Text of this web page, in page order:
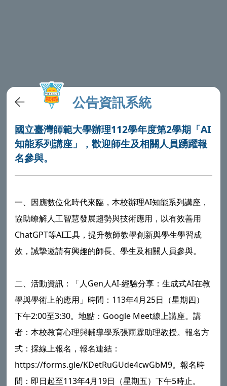
公告資訊系統
國立臺灣師範大學辦理112學年度第2學期「AI
知能系列講座」，歡迎師生及相關人員踴躍報
名參與。
一、因應數位化時代來臨，本校辦理AI知能系列講座，
協助瞭解人工智慧發展趨勢與技術應用，以有效善用
ChatGPT等AI工具，提升教師教學創新與學生學習成
效，誠摯邀請有興趣的師長、學生及相關人員參與。
二、活動資訊：「人Gen人AI-經驗分享：生成式AI在教
學與學術上的應用」時間：113年4月25日（星期四）
下午2:00至3:30。地點：Google Meet線上講座。講
者：本校教育心理與輔導學系張雨霖助理教授。報名方
式：採線上報名，報名連結：
https://forms.gle/KDetRuGUde4cwGbM9。報名時
間：即日起至113年4月19日（星期五）下午5時止。